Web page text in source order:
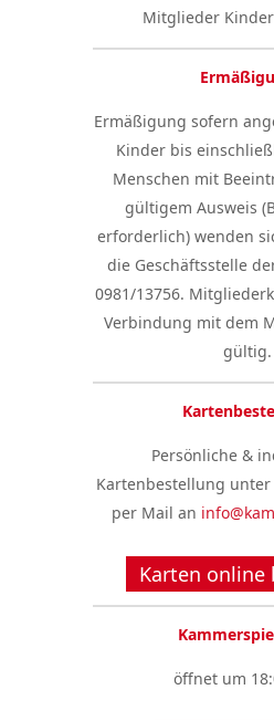
Mitglieder Kinder
Ermäßigung sofern
Kinder bis
Menschen mit
gültigem Ausweis
erforderlich) wenden
die Geschäftsstelle
0981/13756.
Verbindung mit dem
gültig.
Persönliche &
Kartenbestellung unter
per Mail an
Karten online
öffnet um